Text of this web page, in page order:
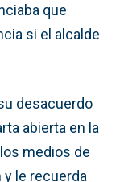
que
si el alcalde
desacuerdo
abierta en la
medios de
le recuerda